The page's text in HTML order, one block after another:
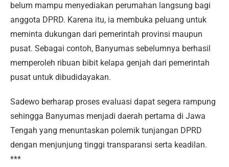
belum mampu menyediakan perumahan langsung bagi
anggota DPRD. Karena itu, ia membuka peluang untuk
meminta dukungan dari pemerintah provinsi maupun
pusat. Sebagai contoh, Banyumas sebelumnya berhasil
memperoleh ribuan bibit kelapa genjah dari pemerintah
pusat untuk dibudidayakan.
Sadewo berharap proses evaluasi dapat segera rampung
sehingga Banyumas menjadi daerah pertama di Jawa
Tengah yang menuntaskan polemik tunjangan DPRD
dengan menjunjung tinggi transparansi serta keadilan.
***